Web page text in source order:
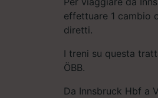
effettuare 1 cambio
diretti.
I treni su questa
ÖBB.
Da Innsbruck Hbf a